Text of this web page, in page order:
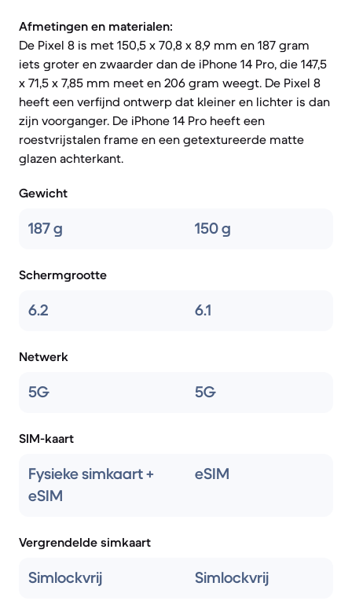
Afmetingen en materialen:
De Pixel 8 is met 150,5 x 70,8 x 8,9 mm en 187 gram
iets groter en zwaarder dan de iPhone 14 Pro, die 147,5
x 71,5 x 7,85 mm meet en 206 gram weegt. De Pixel 8
heeft een verfijnd ontwerp dat kleiner en lichter is dan
zijn voorganger. De iPhone 14 Pro heeft een
roestvrijstalen frame en een getextureerde matte
glazen achterkant.
Gewicht
187 g 150 g
Schermgrootte
6.2 6.1
Netwerk
5G 5G
SIM-kaart
Fysieke simkaart +
eSIM
eSIM
Vergrendelde simkaart
Simlockvrij Simlockvrij